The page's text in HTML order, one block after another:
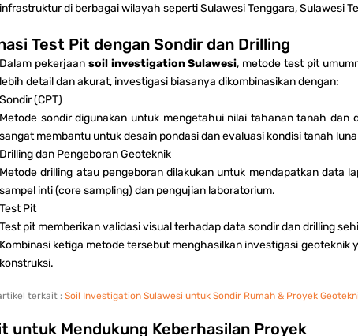
infrastruktur di berbagai wilayah seperti Sulawesi Tenggara, Sulawesi
Test Pit dengan Sondir dan Drilling
Dalam pekerjaan soil investigation Sulawesi, metode test pit
lebih detail dan akurat, investigasi biasanya dikombinasikan dengan:
Sondir (CPT)
Metode sondir digunakan untuk mengetahui nilai tahanan tanah
sangat membantu untuk desain pondasi dan evaluasi kondisi tanah
Drilling dan Pengeboran Geoteknik
Metode drilling atau pengeboran dilakukan untuk mendapatkan data
sampel inti (core sampling) dan pengujian laboratorium.
Test Pit
Test pit memberikan validasi visual terhadap data sondir dan drilling
Kombinasi ketiga metode tersebut menghasilkan investigasi geoteknik
konstruksi.
terkait : Soil Investigation Sulawesi untuk Sondir Rumah & Proyek
untuk Mendukung Keberhasilan Proyek